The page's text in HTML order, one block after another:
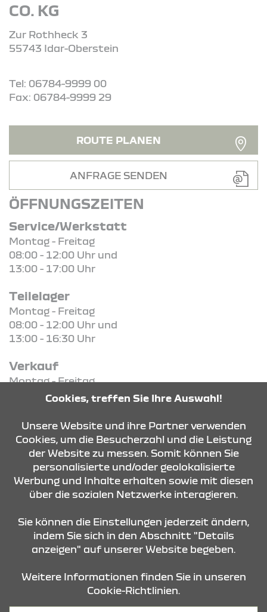
CO. KG
Zur Rothheck 3
55743 Idar-Oberstein
Tel: 06784-9999 00
Fax: 06784-9999 29
ROUTE PLANEN
ANFRAGE SENDEN
ÖFFNUNGSZEITEN
Service/Werkstatt
Montag - Freitag
08:00 - 12:00 Uhr und
13:00 - 17:00 Uhr
Teilelager
Montag - Freitag
08:00 - 12:00 Uhr und
13:00 - 16:30 Uhr
Verkauf
Montag - Freitag
09:00 Uhr - 18:00 Uhr
09:00 Uhr - 13:00 Uhr
KONTAKT & ANFAHRT
Cookies, treffen Sie Ihre Auswahl!
Unsere Website und ihre Partner verwenden
Cookies, um die Besucherzahl und die Leistung
der Website zu messen. Somit können Sie
personalisierte und/oder geolokalisierte
Werbung und Inhalte erhalten sowie mit diesen
über die sozialen Netzwerke interagieren.
Sie können die Einstellungen jederzeit ändern,
indem Sie sich in den Abschnitt "Details
anzeigen" auf unserer Website begeben.
Weitere Informationen finden Sie in unseren
Cookie-Richtlinien.